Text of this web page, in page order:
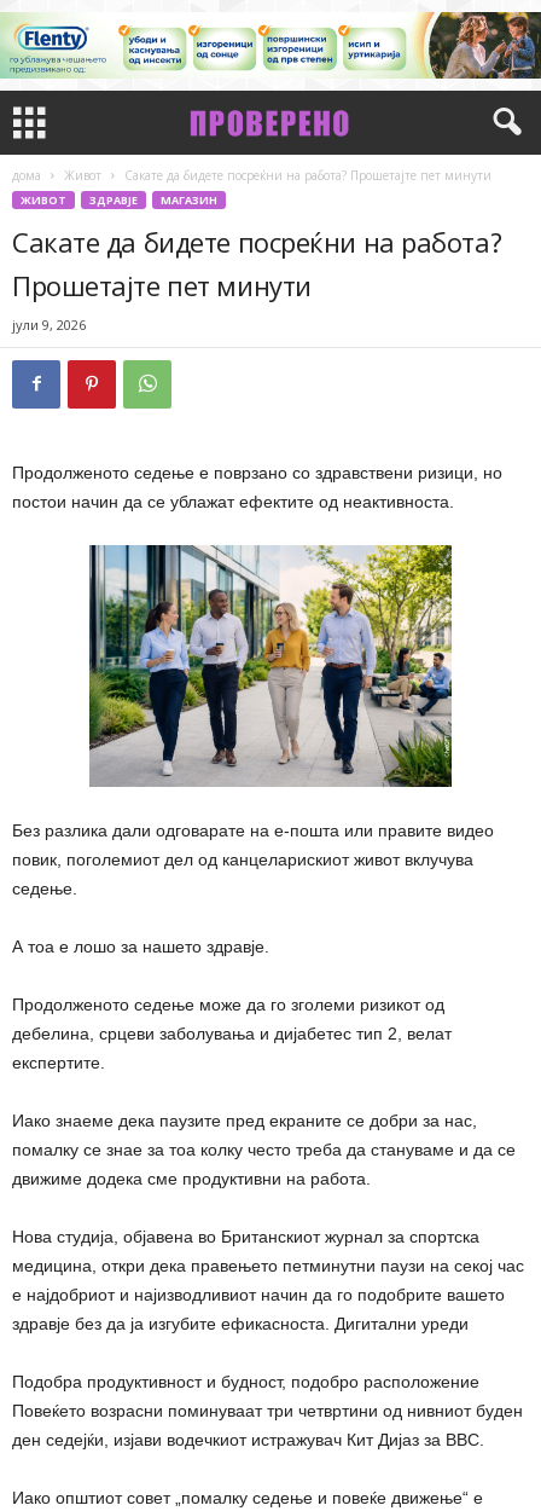
дома Живот Сакате да бидете посреќни на работа? Прошетајте пет минути
ЖИВОТ ЗДРАВЈЕ МАГАЗИН
Сакате да бидете посреќни на работа?
Прошетајте пет минути
јули 9, 2026
Продолженото седење е поврзано со здравствени ризици, но
постои начин да се ублажат ефектите од неактивноста.
Без разлика дали одговарате на е-пошта или правите видео
повик, поголемиот дел од канцеларискиот живот вклучува
седење.
А тоа е лошо за нашето здравје.
Продолженото седење може да го зголеми ризикот од
дебелина, срцеви заболувања и дијабетес тип 2, велат
експертите.
Иако знаеме дека паузите пред екраните се добри за нас,
помалку се знае за тоа колку често треба да стануваме и да се
движиме додека сме продуктивни на работа.
Нова студија, објавена во Британскиот журнал за спортска
медицина, откри дека правењето петминутни паузи на секој час
е најдобриот и најизводливиот начин да го подобрите вашето
здравје без да ја изгубите ефикасноста. Дигитални уреди
Подобра продуктивност и будност, подобро расположение
Повеќето возрасни поминуваат три четвртини од нивниот буден
ден седејќи, изјави водечкиот истражувач Кит Дијаз за BBC.
Иако општиот совет „помалку седење и повеќе движење“ е